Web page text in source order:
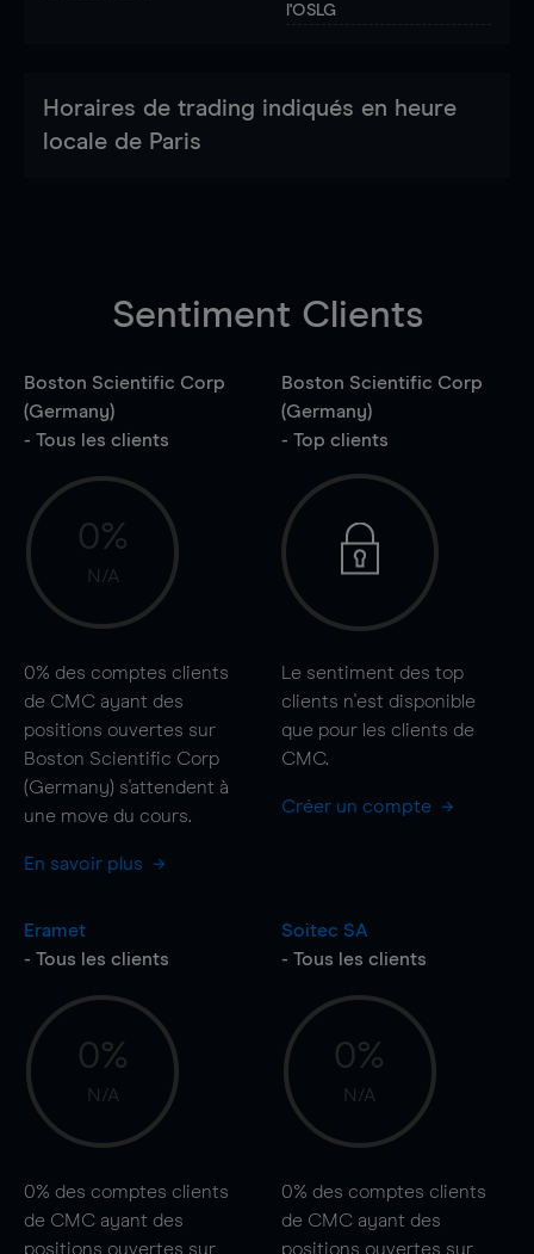
l'OSLG
Horaires de trading indiqués en heure
locale de Paris
Sentiment Clients
Boston Scientific Corp
(Germany)
- Tous les clients
0%
N/A
0% des comptes clients
de CMC ayant des
positions ouvertes sur
Boston Scientific Corp
(Germany) s'attendent à
une move du cours.
En savoir plus
Boston Scientific Corp
(Germany)
- Top clients
Le sentiment des top
clients n'est disponible
que pour les clients de
CMC.
Créer un compte
Eramet
- Tous les clients
0%
N/A
0% des comptes clients
de CMC ayant des
positions ouvertes sur
Soitec SA
- Tous les clients
0%
N/A
0% des comptes clients
de CMC ayant des
positions ouvertes sur